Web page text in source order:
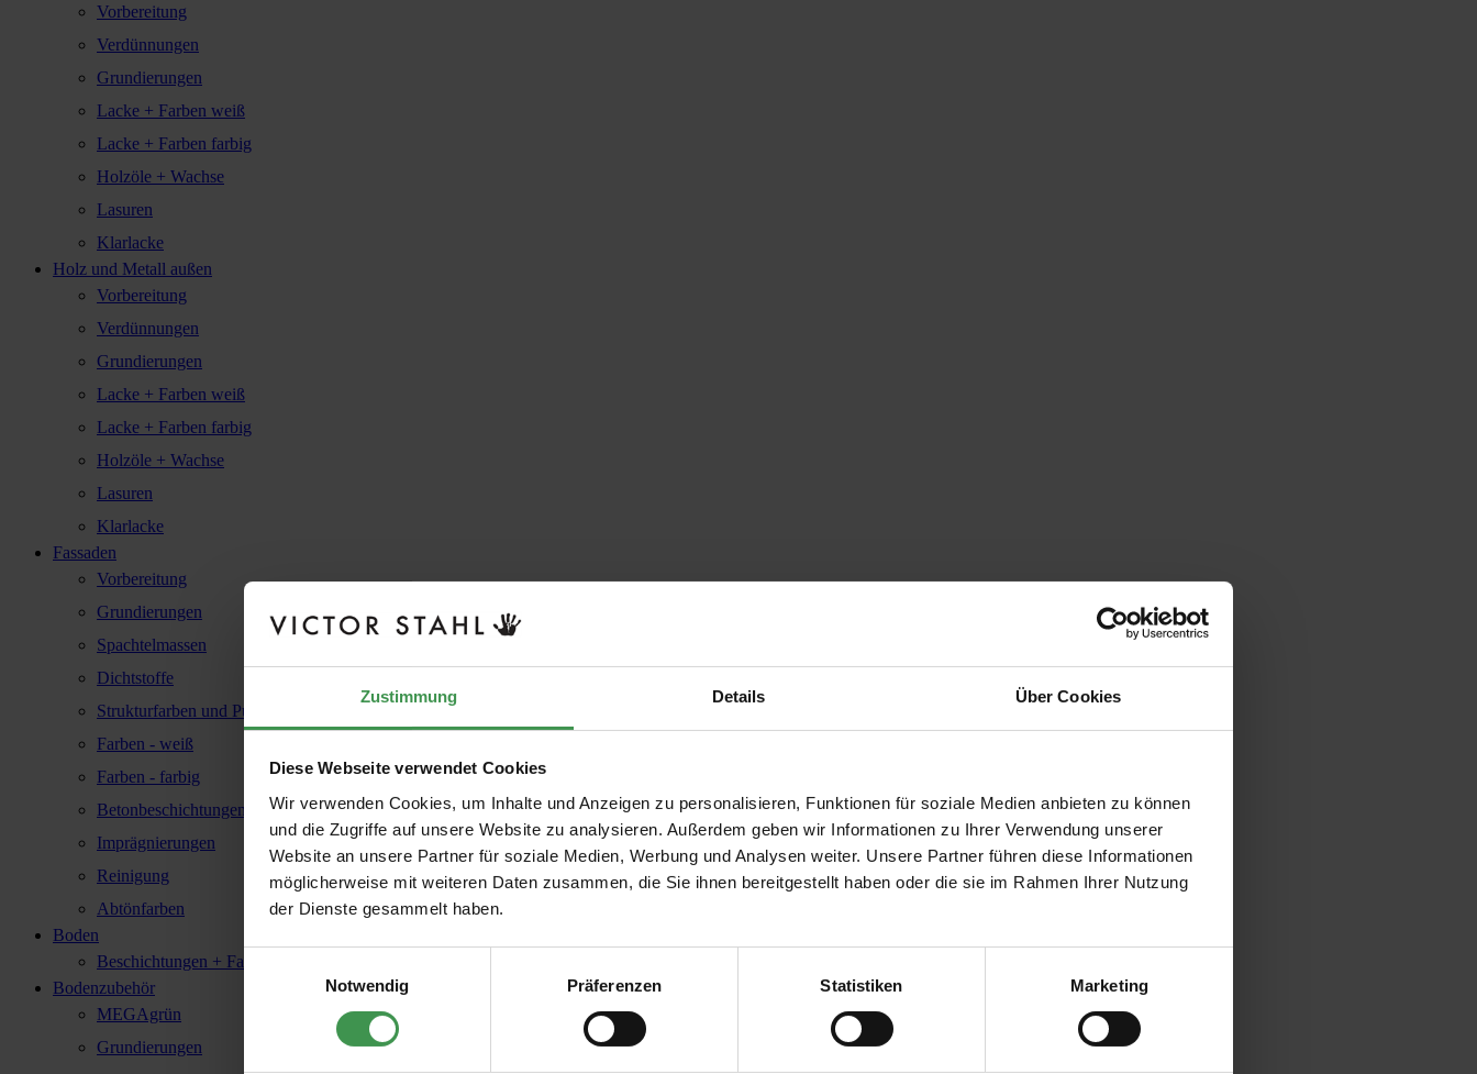
Zustimmung Details Über Cookies
Diese Webseite verwendet Cookies
Wir verwenden Cookies, um Inhalte und Anzeigen zu personalisieren, Funktionen für soziale Medien anbieten zu können
und die Zugriffe auf unsere Website zu analysieren. Außerdem geben wir Informationen zu Ihrer Verwendung unserer
Website an unsere Partner für soziale Medien, Werbung und Analysen weiter. Unsere Partner führen diese Informationen
möglicherweise mit weiteren Daten zusammen, die Sie ihnen bereitgestellt haben oder die sie im Rahmen Ihrer Nutzung
der Dienste gesammelt haben.
Notwendig
Präferenzen Statistiken Marketing
Vorbereitung
Verdünnungen
Grundierungen
Lacke + Farben weiß
Lacke + Farben farbig
Holzöle + Wachse
Lasuren
Klarlacke
Holz und Metall außen
Vorbereitung
Verdünnungen
Grundierungen
Lacke + Farben weiß
Lacke + Farben farbig
Holzöle + Wachse
Lasuren
Klarlacke
Fassaden
Vorbereitung
Grundierungen
Spachtelmassen
Dichtstoffe
Strukturfarben und Putze
Farben - weiß
Farben - farbig
Betonbeschichtungen
Imprägnierungen
Reinigung
Abtönfarben
Boden
Beschichtungen + Farbe
Bodenzubehör
MEGAgrün
Grundierungen